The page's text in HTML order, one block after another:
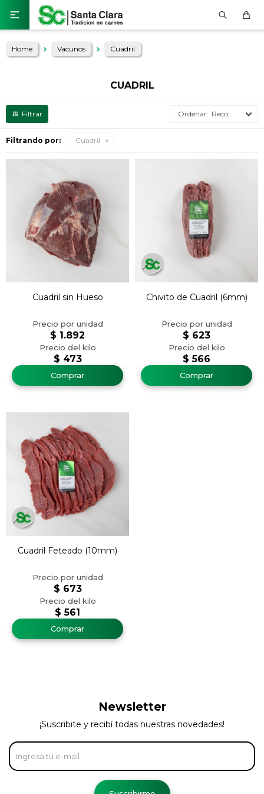

Home Vacunos Cuadril
CUADRIL
Recomendados
Filtrando por: Cuadril
Cuadril sin Hueso
$ 473
$ 1.892
Chivito de Cuadril (6mm)
$ 566
$ 623
Cuadril Feteado (10mm)
$ 561
$ 673
Newsletter
¡Suscribite y recibí todas nuestras novedades!